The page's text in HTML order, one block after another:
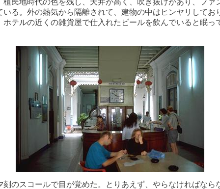
植民地時代の色を残し、天井が高く、吹き抜けがあり、ファ
いる。外の熱気から隔離されて、建物の中はヒンヤリしてお
ホテルの近くの雑貨屋で仕入れたビールを飲んでいると眠っ
刻のスコールで目が覚めた。とりあえず、やらなければなら